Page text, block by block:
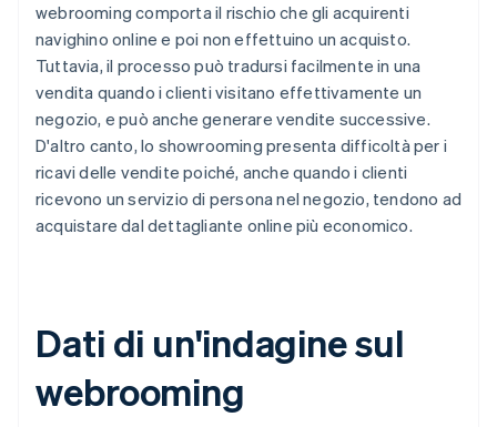
webrooming comporta il rischio che gli acquirenti
navighino online e poi non effettuino un acquisto.
Tuttavia, il processo può tradursi facilmente in una
vendita quando i clienti visitano effettivamente un
negozio, e può anche generare vendite successive.
D'altro canto, lo showrooming presenta difficoltà per i
ricavi delle vendite poiché, anche quando i clienti
ricevono un servizio di persona nel negozio, tendono ad
acquistare dal dettagliante online più economico.
Dati di un'indagine sul
webrooming